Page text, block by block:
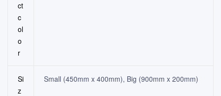
ct
c
ol
o
r
Si
z
Small (450mm x 400mm), Big (900mm x 200mm)